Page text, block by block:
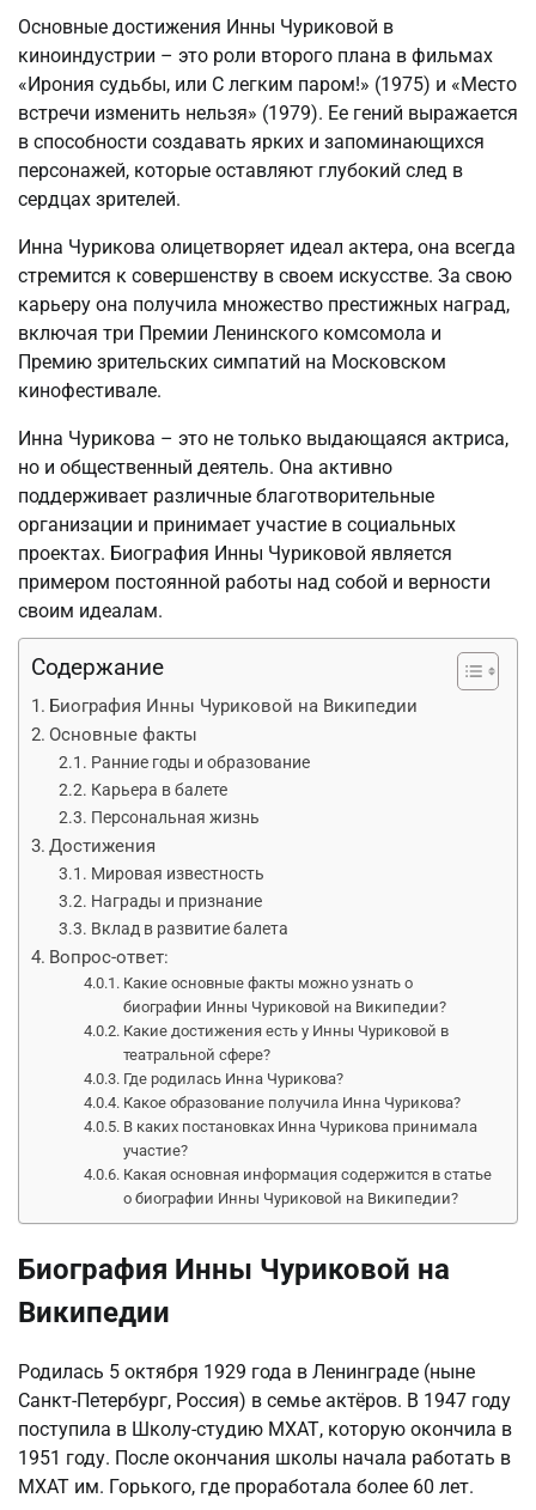
Основные достижения Инны Чуриковой в
киноиндустрии – это роли второго плана в фильмах
«Ирония судьбы, или С легким паром!» (1975) и «Место
встречи изменить нельзя» (1979). Ее гений выражается
в способности создавать ярких и запоминающихся
персонажей, которые оставляют глубокий след в
сердцах зрителей.
Инна Чурикова олицетворяет идеал актера, она всегда
стремится к совершенству в своем искусстве. За свою
карьеру она получила множество престижных наград,
включая три Премии Ленинского комсомола и
Премию зрительских симпатий на Московском
кинофестивале.
Инна Чурикова – это не только выдающаяся актриса,
но и общественный деятель. Она активно
поддерживает различные благотворительные
организации и принимает участие в социальных
проектах. Биография Инны Чуриковой является
примером постоянной работы над собой и верности
своим идеалам.
Содержание
Биография Инны Чуриковой на Википедии
Основные факты
Ранние годы и образование
Карьера в балете
Персональная жизнь
Достижения
Мировая известность
Награды и признание
Вклад в развитие балета
Вопрос-ответ:
Какие основные факты можно узнать о
биографии Инны Чуриковой на Википедии?
Какие достижения есть у Инны Чуриковой в
театральной сфере?
Где родилась Инна Чурикова?
Какое образование получила Инна Чурикова?
В каких постановках Инна Чурикова принимала
участие?
Какая основная информация содержится в статье
о биографии Инны Чуриковой на Википедии?
Биография Инны Чуриковой на
Википедии
Родилась 5 октября 1929 года в Ленинграде (ныне
Санкт-Петербург, Россия) в семье актёров. В 1947 году
поступила в Школу-студию МХАТ, которую окончила в
1951 году. После окончания школы начала работать в
МХАТ им. Горького, где проработала более 60 лет.